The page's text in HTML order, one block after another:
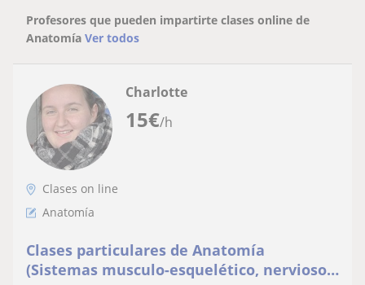
Profesores que pueden impartirte clases online de
Anatomía Ver todos
15€/h
Charlotte
Clases on line
Anatomía
Clases particulares de Anatomía
(Sistemas musculo-esquelético, nervioso y